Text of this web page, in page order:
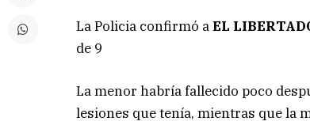
La Policia confirmó aEL
de 9
La menor habría fallecido poco
lesiones que tenía, mientras que la